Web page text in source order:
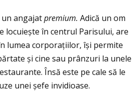
un angajatpremium. Adică un om
locuiește în centrul Parisului, are
lumea corporaţiilor, își permite
și cine sau prânzuri la unele
Însă este pe cale să le
unei șefe invidioase.